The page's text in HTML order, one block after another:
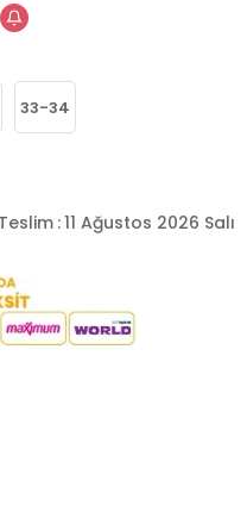
33-34
:11 Ağustos 2026 Salı